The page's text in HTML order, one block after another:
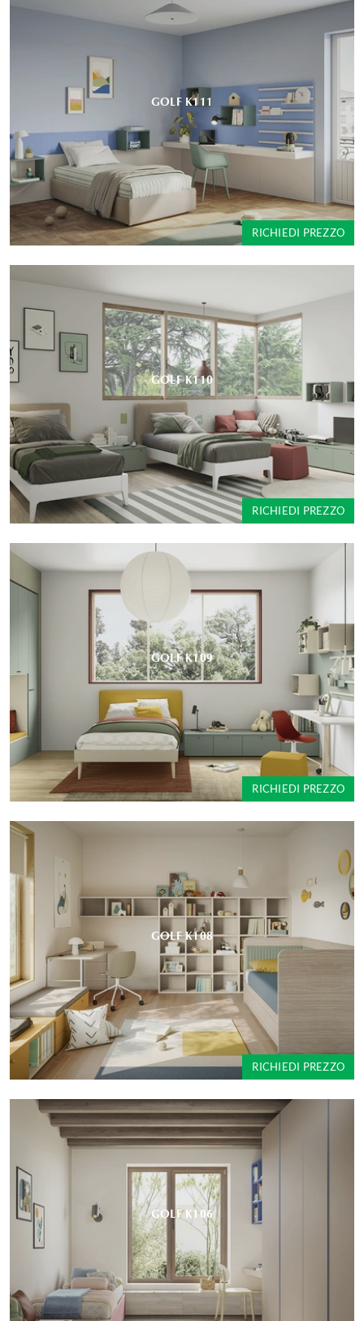
GOLF K111
RICHIEDI PREZZO
GOLF K110
RICHIEDI PREZZO
GOLF K109
RICHIEDI PREZZO
GOLF K108
RICHIEDI PREZZO
GOLF K106